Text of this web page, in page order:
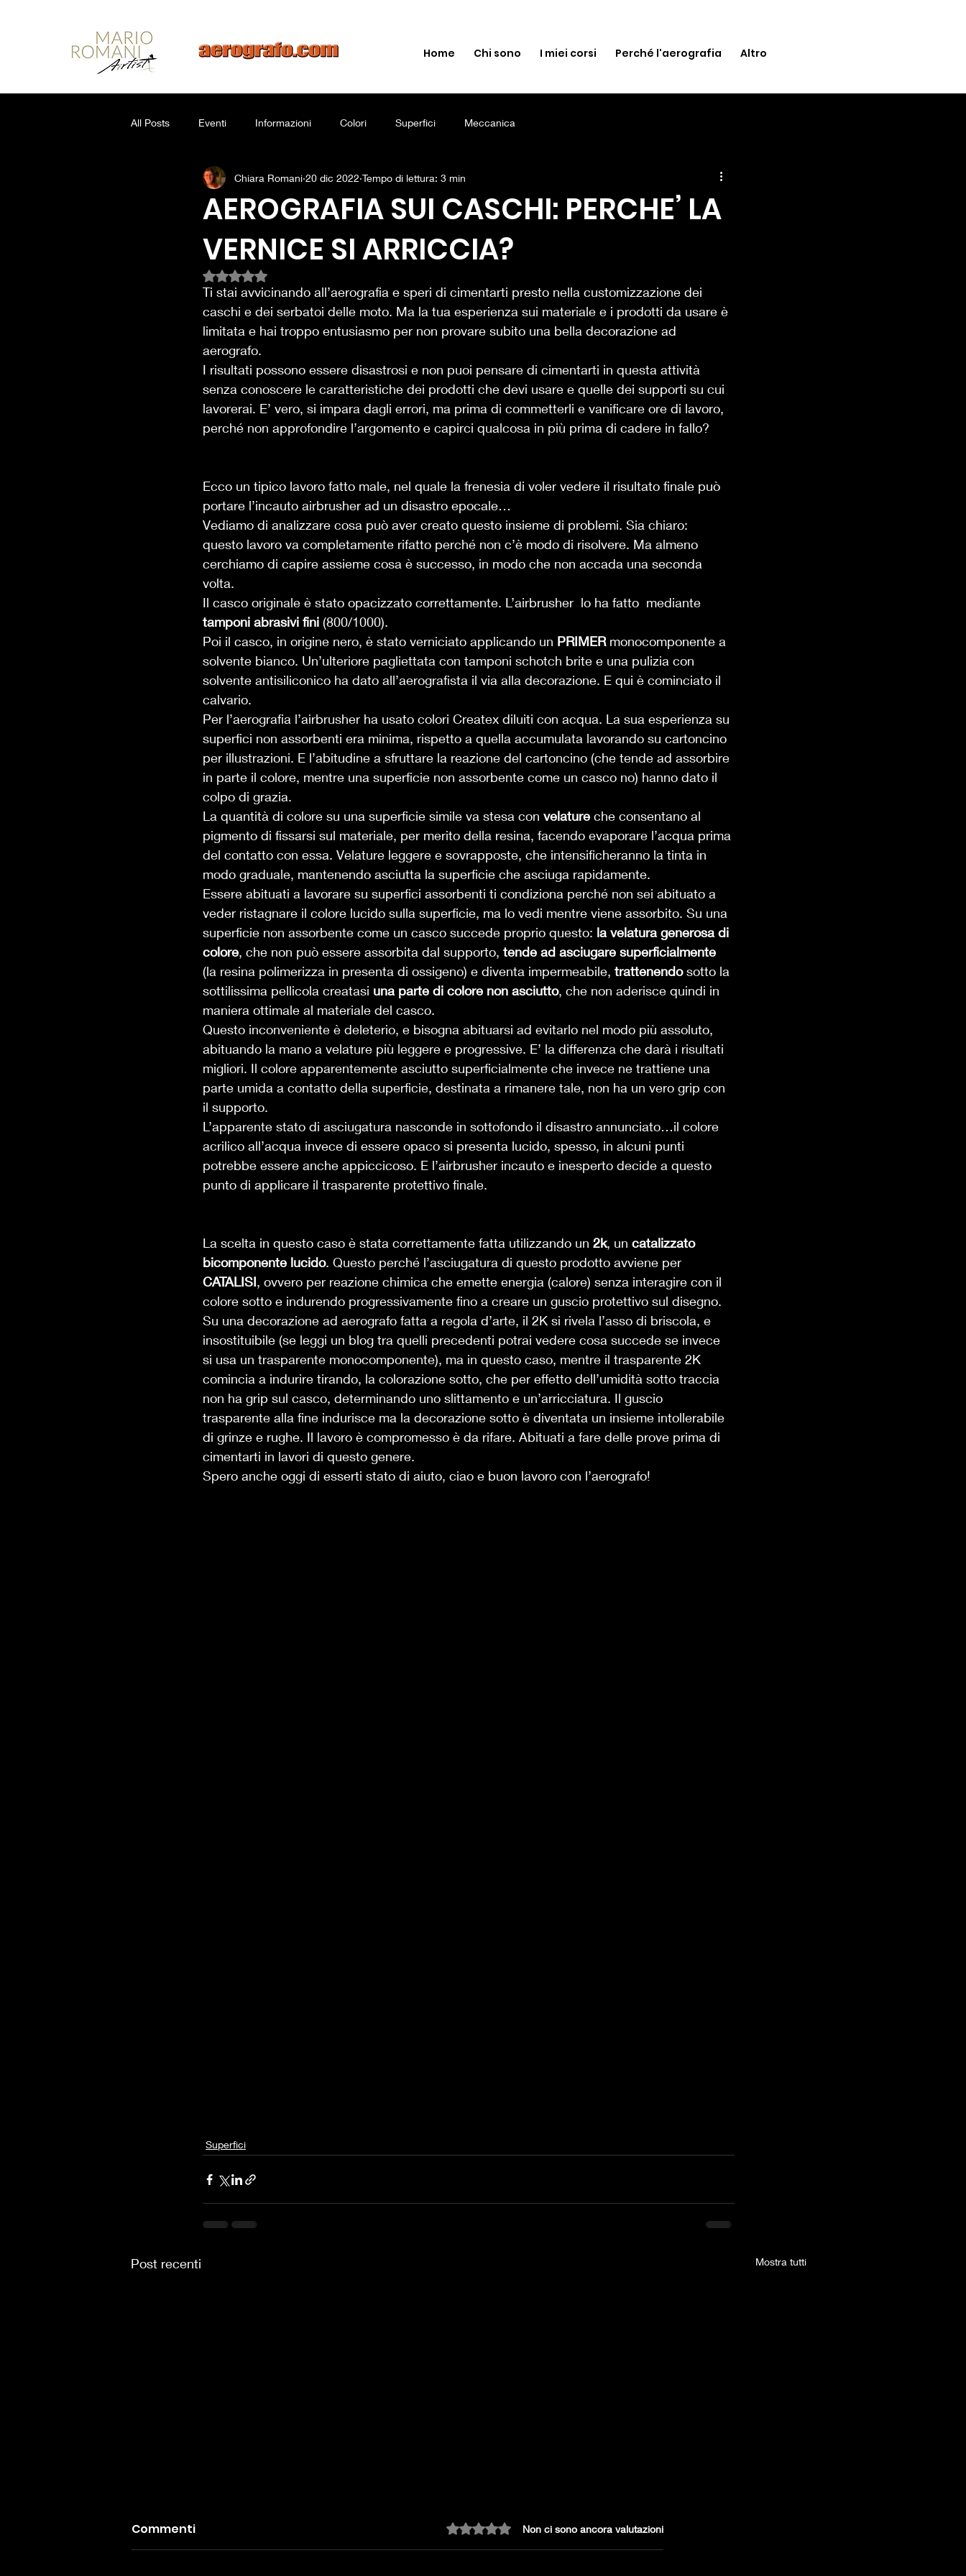
Home Chi sono I miei corsi Perché l'aerografia Altro
All Posts Eventi Informazioni Colori Superfici Meccanica
AEROGRAFIA SUI CASCHI: PERCHE’ LA
VERNICE SI ARRICCIA?
Chiara Romani 20 dic 2022 Tempo di lettura: 3 min
Valutazione NaN stelle su 5.
Ti stai avvicinando all’aerografia e speri di cimentarti presto nella customizzazione dei
caschi e dei serbatoi delle moto. Ma la tua esperienza sui materiale e i prodotti da usare è
limitata e hai troppo entusiasmo per non provare subito una bella decorazione ad
aerografo.
I risultati possono essere disastrosi e non puoi pensare di cimentarti in questa attività
senza conoscere le caratteristiche dei prodotti che devi usare e quelle dei supporti su cui
lavorerai. E’ vero, si impara dagli errori, ma prima di commetterli e vanificare ore di lavoro,
perché non approfondire l’argomento e capirci qualcosa in più prima di cadere in fallo?
Ecco un tipico lavoro fatto male, nel quale la frenesia di voler vedere il risultato finale può
portare l’incauto airbrusher ad un disastro epocale…
Vediamo di analizzare cosa può aver creato questo insieme di problemi. Sia chiaro:
questo lavoro va completamente rifatto perché non c’è modo di risolvere. Ma almeno
cerchiamo di capire assieme cosa è successo, in modo che non accada una seconda
volta.
Il casco originale è stato opacizzato correttamente. L’airbrusher  lo ha fatto  mediante
tamponi abrasivi fini (800/1000).
Poi il casco, in origine nero, è stato verniciato applicando un PRIMER monocomponente a
solvente bianco. Un’ulteriore pagliettata con tamponi schotch brite e una pulizia con
solvente antisiliconico ha dato all’aerografista il via alla decorazione. E qui è cominciato il
calvario.
Per l’aerografia l’airbrusher ha usato colori Createx diluiti con acqua. La sua esperienza su
superfici non assorbenti era minima, rispetto a quella accumulata lavorando su cartoncino
per illustrazioni. E l’abitudine a sfruttare la reazione del cartoncino (che tende ad assorbire
in parte il colore, mentre una superficie non assorbente come un casco no) hanno dato il
colpo di grazia.
La quantità di colore su una superficie simile va stesa con velature che consentano al
pigmento di fissarsi sul materiale, per merito della resina, facendo evaporare l’acqua prima
del contatto con essa. Velature leggere e sovrapposte, che intensificheranno la tinta in
modo graduale, mantenendo asciutta la superficie che asciuga rapidamente.
Essere abituati a lavorare su superfici assorbenti ti condiziona perché non sei abituato a
veder ristagnare il colore lucido sulla superficie, ma lo vedi mentre viene assorbito. Su una
superficie non assorbente come un casco succede proprio questo: la velatura generosa di
colore, che non può essere assorbita dal supporto, tende ad asciugare superficialmente
(la resina polimerizza in presenta di ossigeno) e diventa impermeabile, trattenendo sotto la
sottilissima pellicola creatasi una parte di colore non asciutto, che non aderisce quindi in
maniera ottimale al materiale del casco.
Questo inconveniente è deleterio, e bisogna abituarsi ad evitarlo nel modo più assoluto,
abituando la mano a velature più leggere e progressive. E’ la differenza che darà i risultati
migliori. Il colore apparentemente asciutto superficialmente che invece ne trattiene una
parte umida a contatto della superficie, destinata a rimanere tale, non ha un vero grip con
il supporto.
L’apparente stato di asciugatura nasconde in sottofondo il disastro annunciato…il colore
acrilico all’acqua invece di essere opaco si presenta lucido, spesso, in alcuni punti
potrebbe essere anche appiccicoso. E l’airbrusher incauto e inesperto decide a questo
punto di applicare il trasparente protettivo finale.
La scelta in questo caso è stata correttamente fatta utilizzando un 2k, un catalizzato
bicomponente lucido. Questo perché l’asciugatura di questo prodotto avviene per
CATALISI, ovvero per reazione chimica che emette energia (calore) senza interagire con il
colore sotto e indurendo progressivamente fino a creare un guscio protettivo sul disegno.
Su una decorazione ad aerografo fatta a regola d’arte, il 2K si rivela l’asso di briscola, e
insostituibile (se leggi un blog tra quelli precedenti potrai vedere cosa succede se invece
si usa un trasparente monocomponente), ma in questo caso, mentre il trasparente 2K
comincia a indurire tirando, la colorazione sotto, che per effetto dell’umidità sotto traccia
non ha grip sul casco, determinando uno slittamento e un’arricciatura. Il guscio
trasparente alla fine indurisce ma la decorazione sotto è diventata un insieme intollerabile
di grinze e rughe. Il lavoro è compromesso è da rifare. Abituati a fare delle prove prima di
cimentarti in lavori di questo genere.
Spero anche oggi di esserti stato di aiuto, ciao e buon lavoro con l’aerografo!
Superfici
Post recenti Mostra tutti
Commenti Valutazione 0 stelle su 5.Non ci sono ancora valutazioni